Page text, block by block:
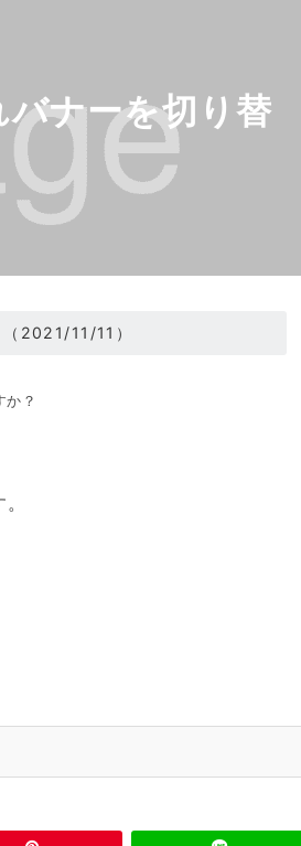
ナーを切り替
2021/11/11）
か？